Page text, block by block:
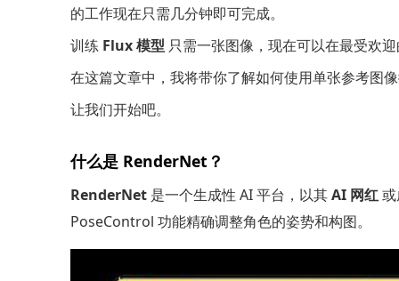
的工作现在只需几分钟即可完成。
训练 Flux 模型 只需一张图像，现在可以在最受欢
在这篇文章中，我将带你了解如何使用单张参考图
让我们开始吧。
什么是 RenderNet？
RenderNet 是一个生成性 AI 平台，以其AI 网红
PoseControl 功能精确调整角色的姿势和构图。